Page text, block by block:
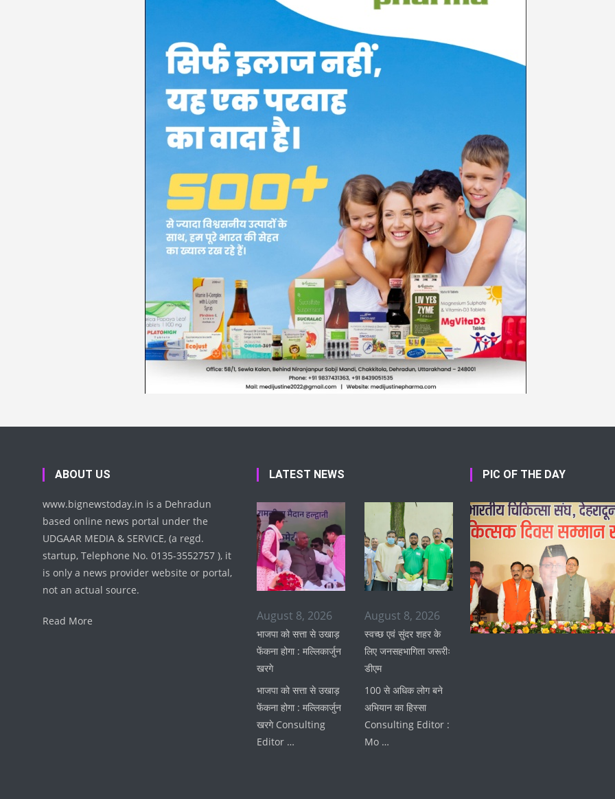
ABOUT US
www.bignewstoday.in is a Dehradun
based online news portal under the
UDGAAR MEDIA & SERVICE, (a regd.
startup, Telephone No. 0135-3552757 ), it
is only a news provider website or portal,
not an actual source.
Read More
LATEST NEWS
August 8, 2026
भाजपा को सत्ता से उखाड़
फेंकना होगा : मल्लिकार्जुन
खरगे
भाजपा को सत्ता से उखाड़
फेंकना होगा : मल्लिकार्जुन
खरगे Consulting
Editor …
August 8, 2026
स्वच्छ एवं सुंदर शहर के
लिए जनसहभागिता जरूरीः
डीएम
100 से अधिक लोग बने
अभियान का हिस्सा
Consulting Editor :
Mo …
PIC OF THE DAY